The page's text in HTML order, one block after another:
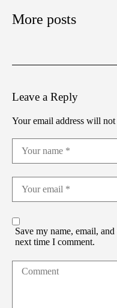
More posts
Leave a Reply
Your email address will not
Save my name, email,
next time I comment.